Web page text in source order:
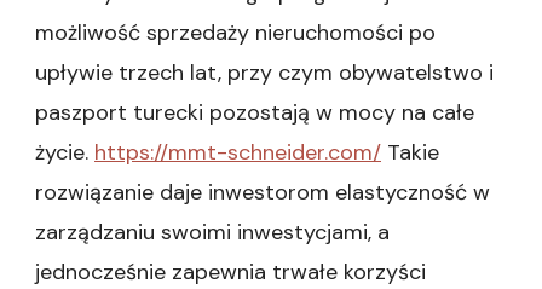
możliwość sprzedaży nieruchomości po
upływie trzech lat, przy czym obywatelstwo i
paszport turecki pozostają w mocy na całe
życie. https://mmt-schneider.com/ Takie
rozwiązanie daje inwestorom elastyczność w
zarządzaniu swoimi inwestycjami, a
jednocześnie zapewnia trwałe korzyści